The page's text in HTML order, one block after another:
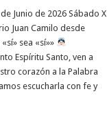
Junio de 2026 Sábado X
Juan Camilo desde
sea «sí»»
Espíritu Santo, ven a
corazón a la Palabra
escucharla con fe y